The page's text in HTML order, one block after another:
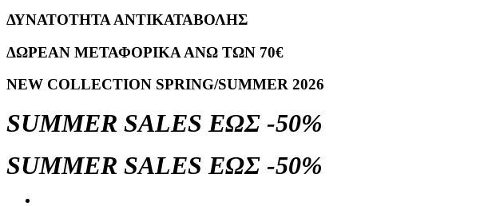
ΔΥΝΑΤΟΤΗΤΑ ΑΝΤΙΚΑΤΑΒΟΛΗΣ
ΔΩΡΕΑΝ ΜΕΤΑΦΟΡΙΚΑ ΑΝΩ ΤΩΝ 70€
NEW COLLECTION SPRING/SUMMER 2026
SUMMER SALES ΕΩΣ -50%
SUMMER SALES ΕΩΣ -50%